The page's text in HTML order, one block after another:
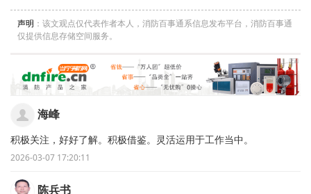
声明 ：该文观点仅代表作者本人，消防百事通系信息发布平台，消防百事通
仅提供信息存储空间服务。
海峰
积极关注，好好了解。积极借鉴。灵活运用于工作当中。
2026-03-07 17:20:11
陈兵书